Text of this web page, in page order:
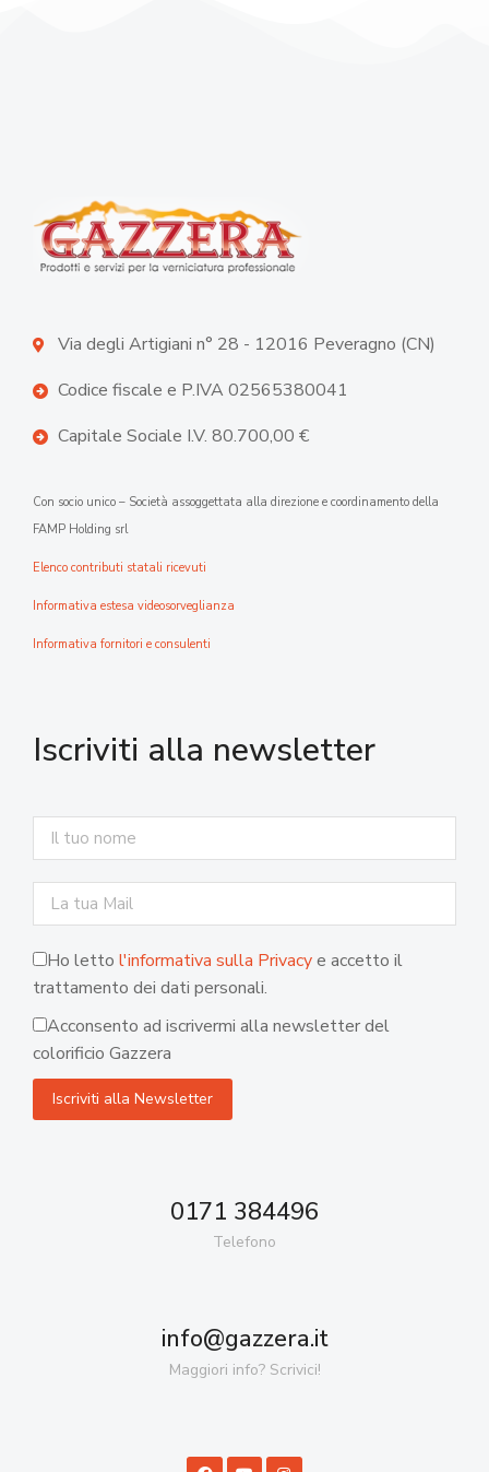
Via degli Artigiani n° 28 - 12016 Peveragno (CN)
Codice fiscale e P.IVA 02565380041
Capitale Sociale I.V. 80.700,00 €
Con socio unico – Società assoggettata alla direzione e coordinamento della
FAMP Holding srl
Elenco contributi statali ricevuti
Informativa estesa videosorveglianza
Informativa fornitori e consulenti
Iscriviti alla newsletter
Ho letto l'informativa sulla Privacye accetto il
trattamento dei dati personali.
Acconsento ad iscrivermi alla newsletter del
colorificio Gazzera
0171 384496
Telefono
info@gazzera.it
Maggiori info? Scrivici!